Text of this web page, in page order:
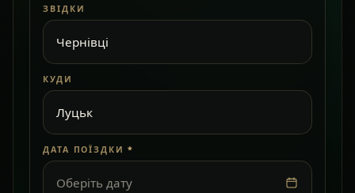
ЗВІДКИ
КУДИ
ДАТА ПОЇЗДКИ *
Оберіть дату